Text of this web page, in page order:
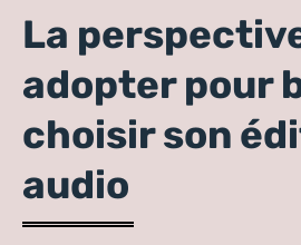
La
adopter pour
choisir son
audio